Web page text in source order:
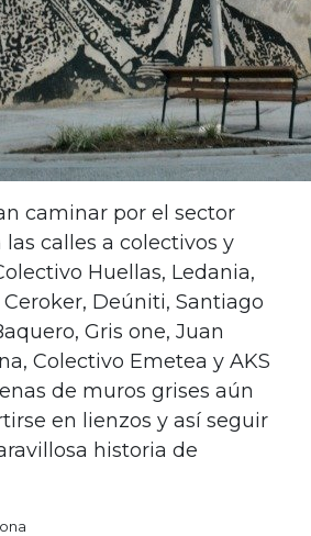
caminar por el sector
calles a colectivos y
Huellas, Ledania,
Deúniti, Santiago
Gris one, Juan
Colectivo Emetea y AKS
de muros grises aún
en lienzos y así seguir
historia de